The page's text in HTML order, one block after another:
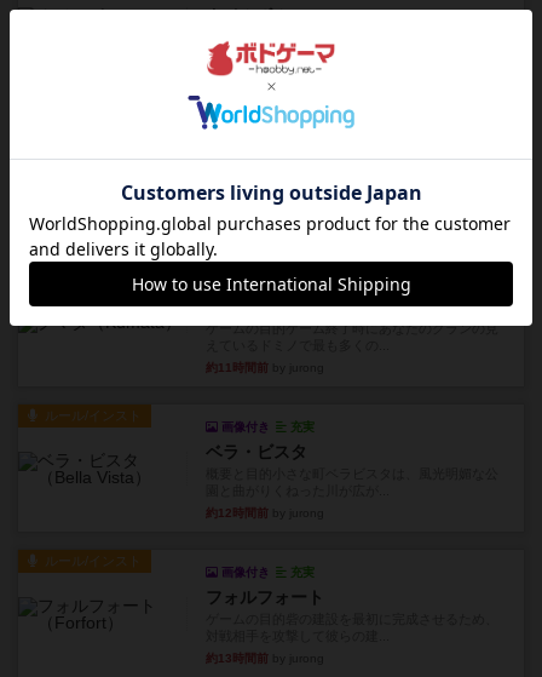
タイムボム
箱！何より楽しい！！正体隠...
約11時間前by あまる
1809
ケビン・ザッカーがデザインした１ヘクス=２マイ
ルの戦役級シリーズは以下...
約11時間前by Chaco
画像付き 充実
クマタ
ゲームの目的ゲーム終了時にあなたのクランの見
約11時間前
ルール/インスト
画像付き 充実
ベラ・ビスタ
約12時間前
ルール/インスト
画像付き 充実
フォルフォート
約13時間前